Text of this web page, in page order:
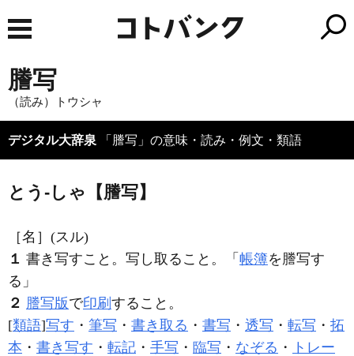
謄写
（読み）トウシャ
デジタル大辞泉 「謄写」の意味・読み・例文・類語
とう‐しゃ【謄写】
［名］ (スル)
１ 書き写すこと。写し取ること。「 帳簿を謄写す
る」
２ 謄写版で印刷 すること。
[類語]写す ・ 筆写 ・ 書き取る ・ 書写 ・ 透写 ・ 転写 ・ 拓
本 ・ 書き写す ・ 転記 ・ 手写 ・ 臨写 ・ なぞる ・
トレー